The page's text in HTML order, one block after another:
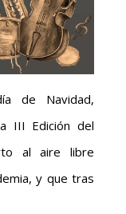
de Navidad,
III Edición del
al aire libre
y que tras